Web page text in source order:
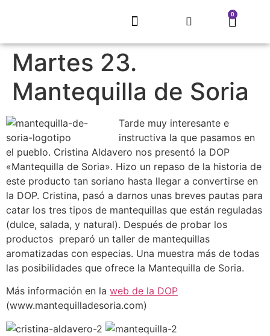
0
Martes 23.
Mantequilla de Soria
Tarde muy interesante e
instructiva la que pasamos en
el pueblo. Cristina Aldavero nos presentó la DOP
«Mantequilla de Soria». Hizo un repaso de la historia de
este producto tan soriano hasta llegar a convertirse en
la DOP. Cristina, pasó a darnos unas breves pautas para
catar los tres tipos de mantequillas que están reguladas
(dulce, salada, y natural). Después de probar los
productos preparó un taller de mantequillas
aromatizadas con especias. Una muestra más de todas
las posibilidades que ofrece la Mantequilla de Soria.
Más información en la web de la DOP
(www.mantequilladesoria.com)